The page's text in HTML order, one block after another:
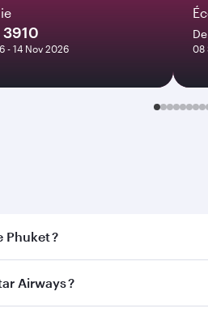
3910
- 14 Nov 2026
De
08
Phuket ?
Recherchez les vols
Airways ?